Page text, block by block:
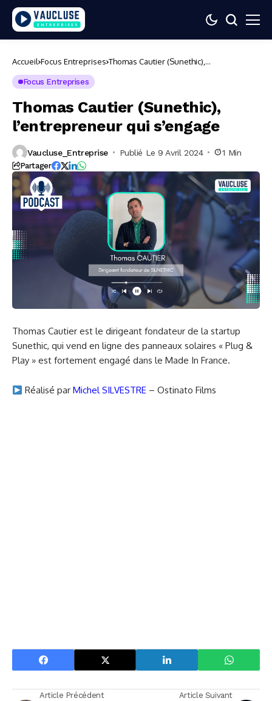
Accueil Focus Entreprises Thomas Cautier (Sunethic),
Focus Entreprises
Thomas Cautier (Sunethic),
l’entrepreneur qui s’engage
Vaucluse_Entreprise Publié Le 9 Avril 2024 1 Min
Partager
Thomas Cautier est le dirigeant fondateur de la startup
Sunethic, qui vend en ligne des panneaux solaires « Plug &
Play » est fortement engagé dans le Made In France.
Réalisé parMichel SILVESTRE – Ostinato Films
Article Précédent Article Suivant